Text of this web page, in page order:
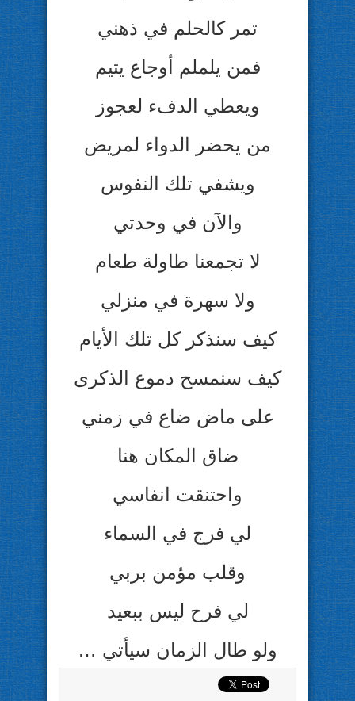
تمر كالحلم في ذهني
فمن يلملم أوجاع يتيم
ويعطي الدفء لعجوز
من يحضر الدواء لمريض
ويشفي تلك النفوس
والآن في وحدتي
لا تجمعنا طاولة طعام
ولا سهرة في منزلي
كيف سنذكر كل تلك الأيام
كيف سنمسح دموع الذكرى
على ماض ضاع في زمني
ضاق المكان هنا
واحتنقت انفاسي
لي فرج في السماء
وقلب مؤمن بربي
لي فرح ليس ببعيد
ولو طال الزمان سيأتي …